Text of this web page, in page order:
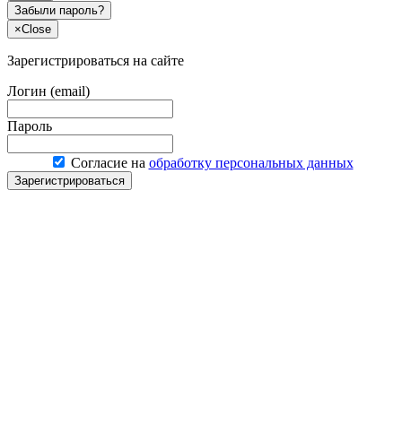
Забыли пароль?
×Close
Зарегистрироваться на сайте
Логин (email)
Пароль
Согласие на обработку персональных данных
Зарегистрироваться